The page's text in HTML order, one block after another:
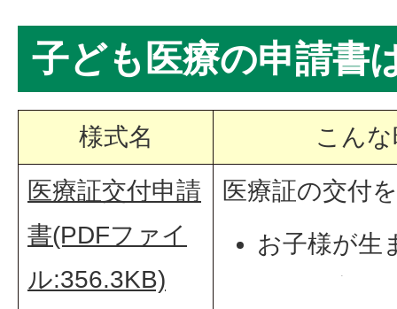
子ども医療の申請書
様式名
こん
医療証交付申請
書(PDFファイ
ル:356.3KB)
医療証の交付
お子様が生